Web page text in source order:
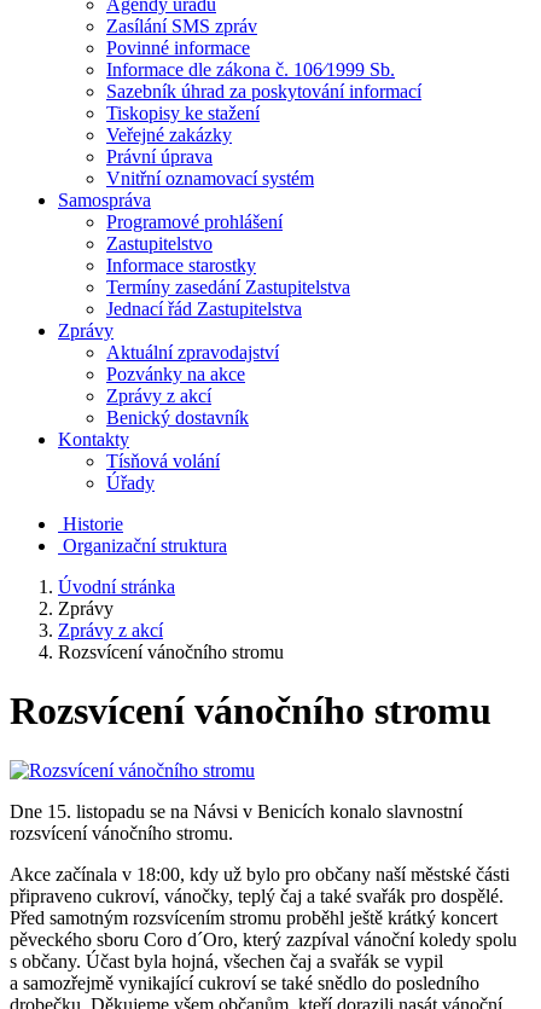
Agendy úřadu
Zasílání SMS zpráv
Povinné informace
Informace dle zákona č. 106⁄1999 Sb.
Sazebník úhrad za poskytování informací
Tiskopisy ke stažení
Veřejné zakázky
Právní úprava
Vnitřní oznamovací systém
Samospráva
Programové prohlášení
Zastupitelstvo
Informace starostky
Termíny zasedání Zastupitelstva
Jednací řád Zastupitelstva
Zprávy
Aktuální zpravodajství
Pozvánky na akce
Zprávy z akcí
Benický dostavník
Kontakty
Tísňová volání
Úřady
Historie
Organizační struktura
Úvodní stránka
Zprávy
Zprávy z akcí
Rozsvícení vánočního stromu
Rozsvícení vánočního stromu
Dne 15. listopadu se na Návsi v Benicích konalo slavnostní
rozsvícení vánočního stromu.
Akce začínala v 18:00, kdy už bylo pro občany naší městské části
připraveno cukroví, vánočky, teplý čaj a také svařák pro dospělé.
Před samotným rozsvícením stromu proběhl ještě krátký koncert
pěveckého sboru Coro d´Oro, který zazpíval vánoční koledy spolu
s občany. Účast byla hojná, všechen čaj a svařák se vypil
a samozřejmě vynikající cukroví se také snědlo do posledního
drobečku. Děkujeme všem občanům, kteří dorazili nasát vánoční